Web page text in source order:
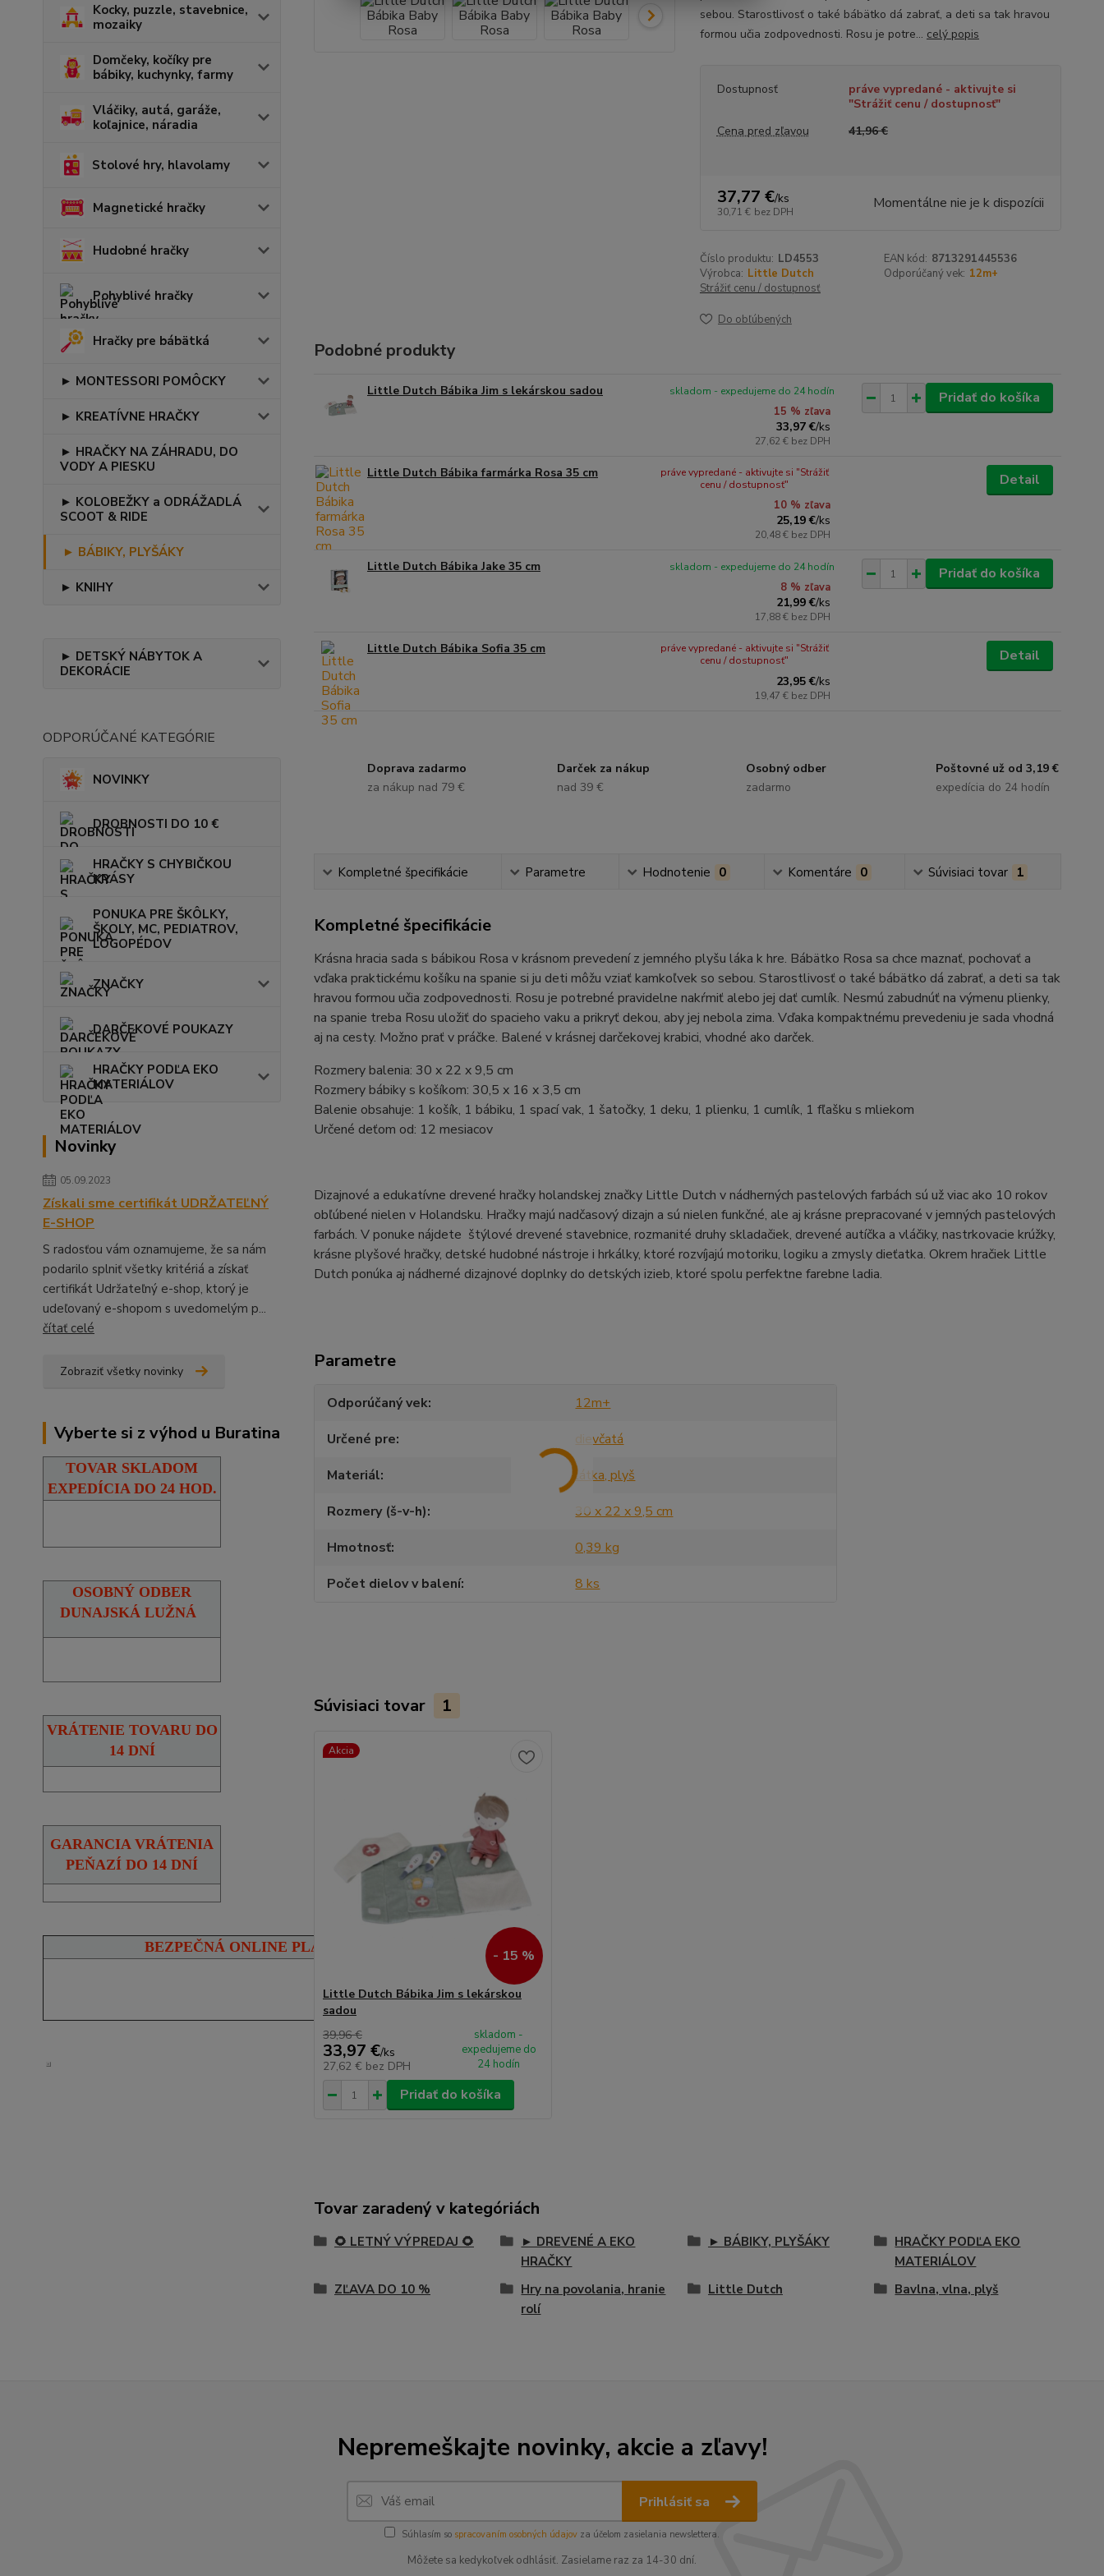
Kocky, puzzle, stavebnice,
mozaiky
Domčeky, kočíky pre
bábiky, kuchynky, farmy
Vláčiky, autá, garáže,
koľajnice, náradia
Stolové hry, hlavolamy
Magnetické hračky
Hudobné hračky
Pohyblivé hračky
Hračky pre bábätká
► MONTESSORI POMÔCKY
► KREATÍVNE HRAČKY
► HRAČKY NA ZÁHRADU, DO
VODY A PIESKU
► KOLOBEŽKY a ODRÁŽADLÁ
SCOOT & RIDE
► BÁBIKY, PLYŠÁKY
► KNIHY
► DETSKÝ NÁBYTOK A
DEKORÁCIE
ODPORÚČANÉ KATEGÓRIE
NOVINKY
DROBNOSTI DO 10 €
HRAČKY S CHYBIČKOU
KRÁSY
PONUKA PRE ŠKÔLKY,
ŠKOLY, MC, PEDIATROV,
LOGOPÉDOV
ZNAČKY
DARČEKOVÉ POUKAZY
HRAČKY PODĽA EKO
MATERIÁLOV
Novinky
05.09.2023
Získali sme certifikát UDRŽATEĽNÝ
E-SHOP
S radosťou vám oznamujeme, že sa nám
podarilo splniť všetky kritériá a získať
certifikát Udržateľný e-shop, ktorý je
udeľovaný e-shopom s uvedomelým p...
čítať celé
Zobraziť všetky novinky
Vyberte si z výhod u Buratina
TOVAR SKLADOM
EXPEDÍCIA DO 24 HOD.
OSOBNÝ ODBER
DUNAJSKÁ LUŽNÁ
VRÁTENIE TOVARU DO
14 DNÍ
GARANCIA VRÁTENIA
PEŇAZÍ DO 14 DNÍ
BEZPEČNÁ ONLINE PLATBA
sebou. Starostlivosť o také bábätko dá zabrať, a deti sa tak hravou
formou učia zodpovednosti. Rosu je potre... celý popis
Dostupnosť
práve vypredané - aktivujte si
"Strážiť cenu / dostupnosť"
Cena pred zľavou
41,96 €
37,77 €/ks
30,71 € bez DPH Momentálne nie je k dispozícii
Číslo produktu: LD4553 EAN kód: 8713291445536
Výrobca: Little Dutch Odporúčaný vek: 12m+
Strážiť cenu / dostupnosť
Do obľúbených
Podobné produkty
Little Dutch Bábika Jim s lekárskou sadou
15 % zľava
33,97 €/ks
27,62 € bez DPH
skladom - expedujeme do 24 hodín Pridať do košíka
Little Dutch Bábika farmárka Rosa 35 cm
10 % zľava
25,19 €/ks
20,48 € bez DPH
práve vypredané - aktivujte si "Strážiť
cenu / dostupnosť"
Detail
Little Dutch Bábika Jake 35 cm
8 % zľava
21,99 €/ks
17,88 € bez DPH
skladom - expedujeme do 24 hodín Pridať do košíka
Little Dutch Bábika Sofia 35 cm
23,95 €/ks
19,47 € bez DPH
práve vypredané - aktivujte si "Strážiť
cenu / dostupnosť"
Detail
Doprava zadarmo
za nákup nad 79 €
Darček za nákup
nad 39 €
Osobný odber
zadarmo
Poštovné už od 3,19 €
expedícia do 24 hodín
Kompletné špecifikácie Parametre Hodnotenie 0 Komentáre 0 Súvisiaci tovar 1
Kompletné špecifikácie
Krásna hracia sada s bábikou Rosa v krásnom prevedení z jemného plyšu láka k hre. Bábätko Rosa sa chce maznať, pochovať a
vďaka praktickému košíku na spanie si ju deti môžu vziať kamkoľvek so sebou. Starostlivosť o také bábätko dá zabrať, a deti sa tak
hravou formou učia zodpovednosti. Rosu je potrebné pravidelne nakŕmiť alebo jej dať cumlík. Nesmú zabudnúť na výmenu plienky,
na spanie treba Rosu uložiť do spacieho vaku a prikryť dekou, aby jej nebola zima. Vďaka kompaktnému prevedeniu je sada vhodná
aj na cesty. Možno prať v práčke. Balené v krásnej darčekovej krabici, vhodné ako darček.
Rozmery balenia: 30 x 22 x 9,5 cm
Rozmery bábiky s košíkom: 30,5 x 16 x 3,5 cm
Balenie obsahuje: 1 košík, 1 bábiku, 1 spací vak, 1 šatočky, 1 deku, 1 plienku, 1 cumlík, 1 fľašku s mliekom
Určené deťom od: 12 mesiacov
Dizajnové a edukatívne drevené hračky holandskej značky Little Dutch v nádherných pastelových farbách sú už viac ako 10 rokov
obľúbené nielen v Holandsku. Hračky majú nadčasový dizajn a sú nielen funkčné, ale aj krásne prepracované v jemných pastelových
farbách. V ponuke nájdete štýlové drevené stavebnice, rozmanité druhy skladačiek, drevené autíčka a vláčiky, nastrkovacie krúžky,
krásne plyšové hračky, detské hudobné nástroje i hrkálky, ktoré rozvíjajú motoriku, logiku a zmysly dieťatka. Okrem hračiek Little
Dutch ponúka aj nádherné dizajnové doplnky do detských izieb, ktoré spolu perfektne farebne ladia.
Parametre
Odporúčaný vek
12m+
Určené pre
dievčatá
Materiál
látka, plyš
Rozmery (š-v-h)
30 x 22 x 9,5 cm
Hmotnosť
0,39 kg
Počet dielov v balení
8 ks
Súvisiaci tovar 1
Akcia
- 15 %
Little Dutch Bábika Jim s lekárskou
sadou
39,96 €
33,97 €/ks
27,62 € bez DPH
skladom -
expedujeme do
24 hodín
Pridať do košíka
Tovar zaradený v kategóriách
🌻 LETNÝ VÝPREDAJ 🌻
► DREVENÉ A EKO
HRAČKY
► BÁBIKY, PLYŠÁKY
HRAČKY PODĽA EKO
MATERIÁLOV
ZĽAVA DO 10 %
Hry na povolania, hranie
rolí
Little Dutch Bavlna, vlna, plyš
Nepremeškajte novinky, akcie a zľavy!
Prihlásiť sa
Súhlasím so spracovaním osobných údajov za účelom zasielania newslettera.
Môžete sa kedykoľvek odhlásiť. Zasielame raz za 14-30 dní.